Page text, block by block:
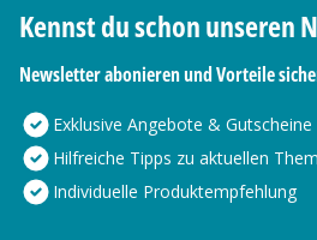
Kennst du schon unseren
Newsletter abonieren und Vorteile
Exklusive Angebote & Gutscheine
Hilfreiche Tipps zu aktuellen
Individuelle Produktempfehlung